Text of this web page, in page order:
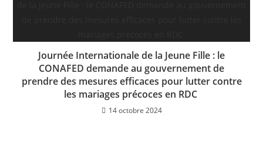
Journée Internationale de la Jeune Fille : le
CONAFED demande au gouvernement de
prendre des mesures efficaces pour lutter contre
les mariages précoces en RDC
14 octobre 2024